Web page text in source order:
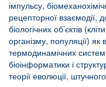
імпульсу,
рецепторної взаємодії,
біологічних об’єктів
організму, популяції) як
термодинамічних
біоінформатики і
теорії еволюції,